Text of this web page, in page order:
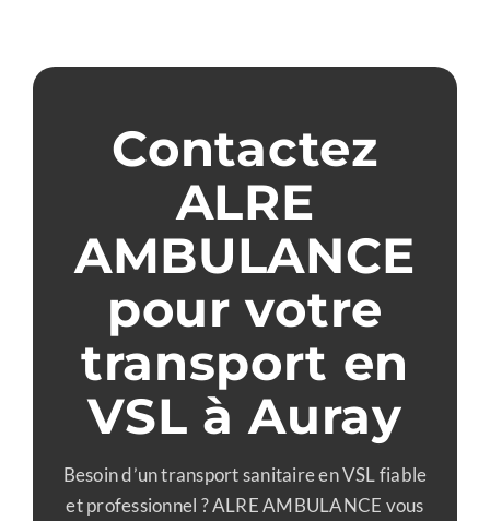
Contactez
ALRE
AMBULANCE
pour votre
transport en
VSL à Auray
Besoin d’un transport sanitaire en VSL fiable
et professionnel ? ALRE AMBULANCE vous